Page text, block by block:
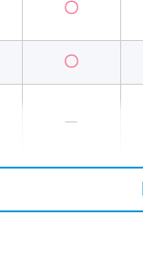
〇
〇
ー